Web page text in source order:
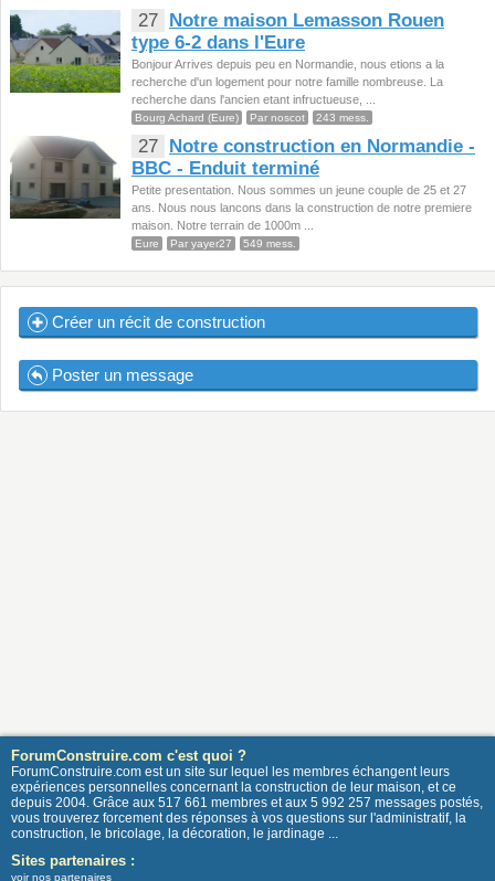
27
Notre maison Lemasson Rouen
type 6-2 dans l'Eure
Bonjour Arrives depuis peu en Normandie, nous etions a la
recherche d'un logement pour notre famille nombreuse. La
recherche dans l'ancien etant infructueuse, ...
Bourg Achard (Eure) Par noscot 243 mess.
27
Notre construction en Normandie -
BBC - Enduit terminé
Petite presentation. Nous sommes un jeune couple de 25 et 27
ans. Nous nous lancons dans la construction de notre premiere
maison. Notre terrain de 1000m ...
Eure Par yayer27 549 mess.
Créer un récit de construction
Poster un message
ForumConstruire.com c'est quoi ?
ForumConstruire.com est un site sur lequel les membres échangent leurs
expériences personnelles concernant la construction de leur maison, et ce
depuis 2004. Grâce aux 517 661 membres et aux 5 992 257 messages postés,
vous trouverez forcement des réponses à vos questions sur l'administratif, la
construction, le bricolage, la décoration, le jardinage ...
Sites partenaires :
voir nos partenaires